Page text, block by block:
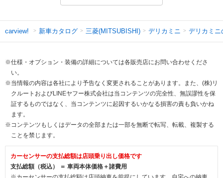
carview! 新車カタログ 三菱(MITSUBISHI) デリカミニ デリカミニ
※仕様・オプション・装備の詳細については各販売店にお問い合わせくださ
い。
※当情報の内容は各社により予告なく変更されることがあります。また、(株)リ
クルートおよびLINEヤフー株式会社は当コンテンツの完全性、無誤謬性を保
証するものではなく、当コンテンツに起因するいかなる損害の責も負いかね
ます。
※コンテンツもしくはデータの全部または一部を無断で転写、転載、複製する
ことを禁じます。
カーセンサーの支払総額は店頭乗り出し価格です
支払総額（税込） ＝ 車両本体価格＋諸費用